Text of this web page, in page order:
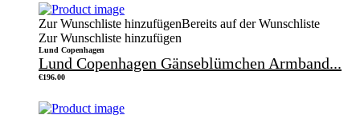
Zur Wunschliste hinzufügenBereits auf der Wunschliste
Zur Wunschliste hinzufügen
Lund Copenhagen
Lund Copenhagen Gänseblümchen Armband...
€196.00